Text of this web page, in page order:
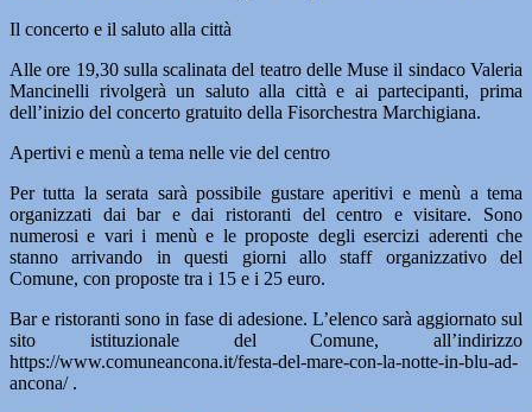
Il concerto e il saluto alla città
Alle ore 19,30 sulla scalinata del teatro delle Muse il sindaco Valeria
Mancinelli rivolgerà un saluto alla città e ai partecipanti, prima
dell’inizio del concerto gratuito della Fisorchestra Marchigiana.
Apertivi e menù a tema nelle vie del centro
Per tutta la serata sarà possibile gustare aperitivi e menù a tema
organizzati dai bar e dai ristoranti del centro e visitare. Sono
numerosi e vari i menù e le proposte degli esercizi aderenti che
stanno arrivando in questi giorni allo staff organizzativo del
Comune, con proposte tra i 15 e i 25 euro.
Bar e ristoranti sono in fase di adesione. L’elenco sarà aggiornato sul
sito istituzionale del Comune, all’indirizzo
https://www.comuneancona.it/festa-del-mare-con-la-notte-in-blu-ad-
ancona/ .